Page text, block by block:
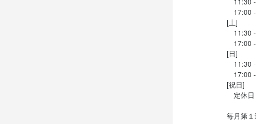
17:00
[土]
11:30
17:00
[日]
11:30
17:00
[祝日]
定休日
毎月第